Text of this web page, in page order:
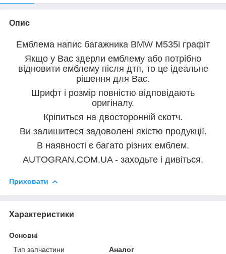
Опис
Емблема напис багажника BMW M535i графіт
Якщо у Вас здерли емблему або потрібно
відновити емблему після дтп, то це ідеальне
рішення для Вас.
Шрифт і розмір повністю відповідають
оригіналу.
Кріпиться на двосторонній скотч.
Ви залишитеся задоволені якістю продукції.
В наявності є багато різних емблем.
AUTOGRAN.COM.UA - заходьте і дивіться.
Приховати
Характеристики
Основні
Тип запчастини
Аналог